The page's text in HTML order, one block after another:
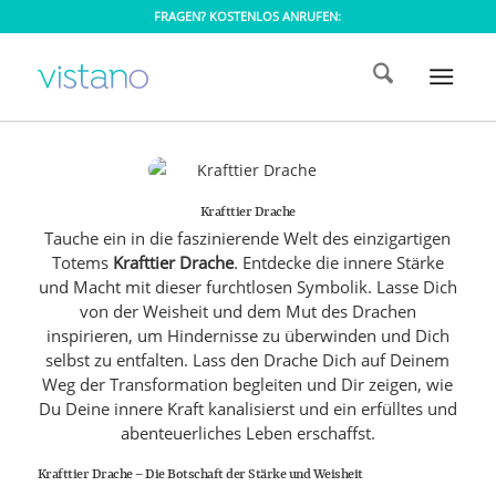
FRAGEN? KOSTENLOS ANRUFEN:
Krafttier Drache
Tauche ein in die faszinierende Welt des einzigartigen
Totems Krafttier Drache. Entdecke die innere Stärke
und Macht mit dieser furchtlosen Symbolik. Lasse Dich
von der Weisheit und dem Mut des Drachen
inspirieren, um Hindernisse zu überwinden und Dich
selbst zu entfalten. Lass den Drache Dich auf Deinem
Weg der Transformation begleiten und Dir zeigen, wie
Du Deine innere Kraft kanalisierst und ein erfülltes und
abenteuerliches Leben erschaffst.
Krafttier Drache – Die Botschaft der Stärke und Weisheit